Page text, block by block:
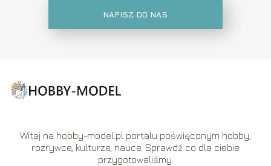
NAPISZ DO NAS
Witaj na hobby-model.pl portalu poświęconym hobby,
rozrywce, kulturze, nauce. Sprawdź co dla ciebie
przygotowaliśmy.